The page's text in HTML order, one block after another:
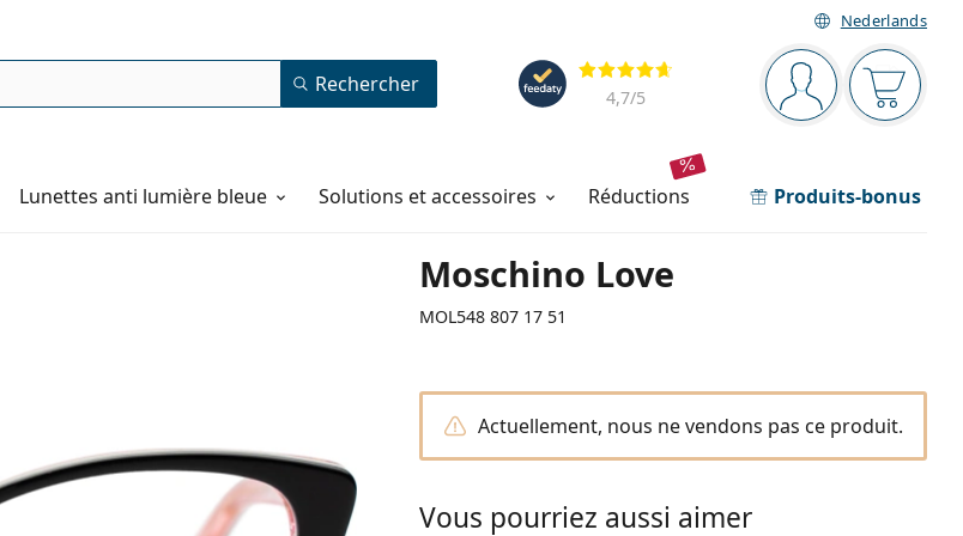
Nederlands
Barre de navigation
Vous êtesVotre
Évaluation
4,7/5
Rechercher
Lunettes anti lumière bleue Solutions et accessoires réductions Produits-bonus
Moschino Love
MOL548 807 17 51
Actuellement, nous ne vendons pas ce produit.
Vous pourriez aussi aimer